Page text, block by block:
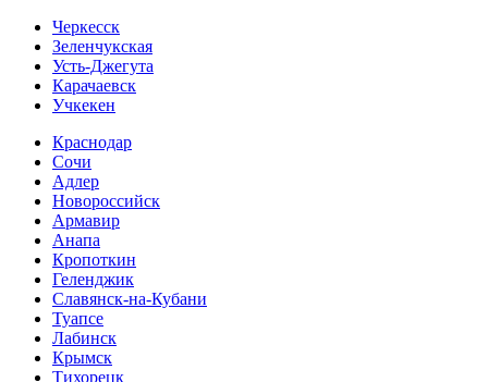
Черкесск
Зеленчукская
Усть-Джегута
Карачаевск
Учкекен
Краснодар
Сочи
Адлер
Новороссийск
Армавир
Анапа
Кропоткин
Геленджик
Славянск-на-Кубани
Туапсе
Лабинск
Крымск
Тихорецк